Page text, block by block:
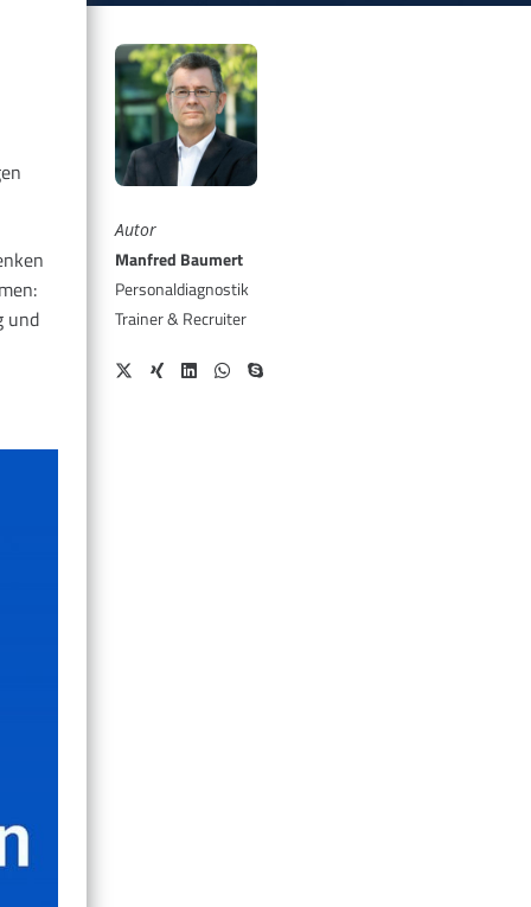
und
Autor
Manfred Baumert
Personaldiagnostik
Trainer & Recruiter